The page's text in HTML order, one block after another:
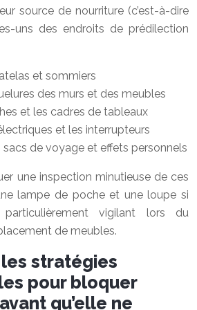
source de nourriture (c’est-à-dire
uns des endroits de prédilection
et sommiers
des murs et des meubles
et les cadres de tableaux
et les interrupteurs
sacs de voyage et effets personnels
une inspection minutieuse de ces
lampe de poche et une loupe si
particulièrement vigilant lors du
de meubles.
stratégies
pour bloquer
qu’elle ne